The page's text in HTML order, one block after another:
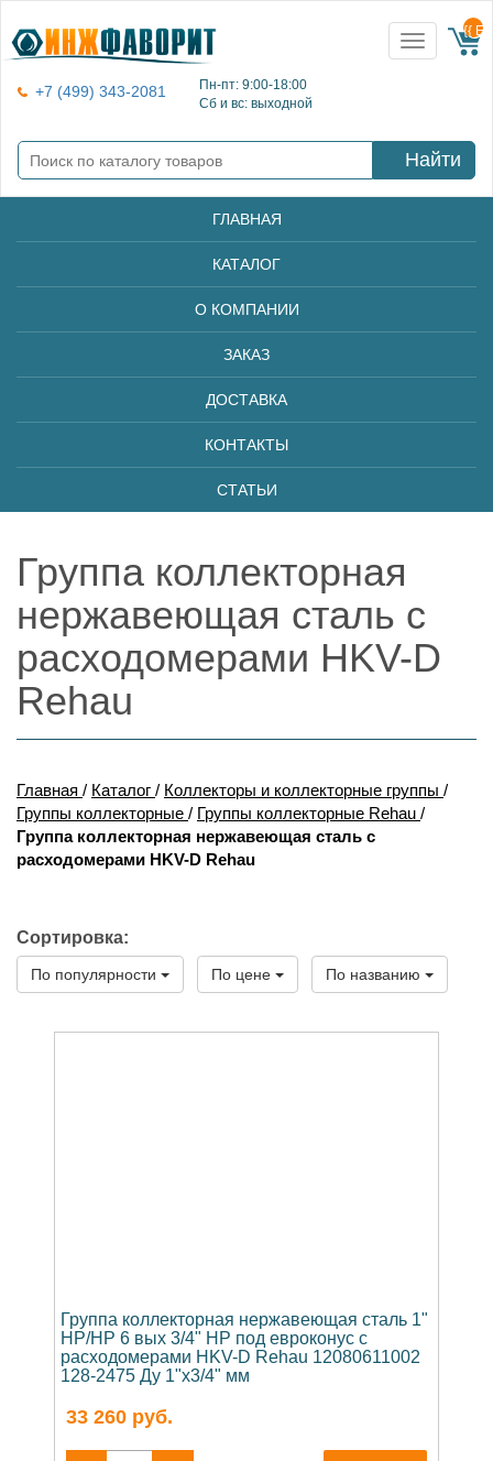
+7 (499) 343-2081
Пн-пт: 9:00-18:00
Сб и вс: выходной
Toggle
navigation
{{
Найти
ГЛАВНАЯ
КАТАЛОГ
О КОМПАНИИ
ЗАКАЗ
ДОСТАВКА
КОНТАКТЫ
СТАТЬИ
Группа коллекторная
нержавеющая сталь с
расходомерами HKV-D
Rehau
Главная / Каталог / Коллекторы и коллекторные группы /
Группы коллекторные / Группы коллекторные Rehau /
Группа коллекторная нержавеющая сталь с
расходомерами HKV-D Rehau
Сортировка:
По популярности По цене По названию
Группа коллекторная нержавеющая сталь 1"
НР/НР 6 вых 3/4" НР под евроконус с
расходомерами HKV-D Rehau 12080611002
128-2475 Ду 1"х3/4" мм
33 260 руб.